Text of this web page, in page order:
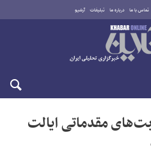
تماس با ما درباره ما تبلیغات آرشیو
مقدماتی ایالت